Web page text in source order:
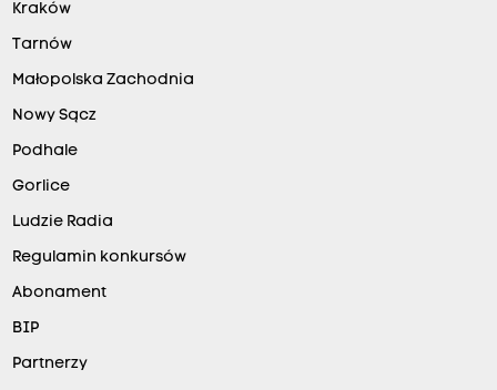
Kraków
Tarnów
Małopolska Zachodnia
Nowy Sącz
Podhale
Gorlice
Ludzie Radia
Regulamin konkursów
Abonament
BIP
Partnerzy